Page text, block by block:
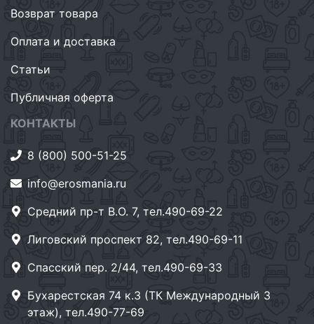
Возврат товара
Оплата и доставка
Статьи
Публичная оферта
КОНТАКТЫ
8 (800) 500-51-25
info@erosmania.ru
Средний пр-т В.О. 7, тел.490-69-22
Лиговский проспект 82, тел.490-69-11
Спасский пер. 2/44, тел.490-69-33
Бухарестская 74 к.3 (ТК Международный 3
этаж), тел.490-77-69